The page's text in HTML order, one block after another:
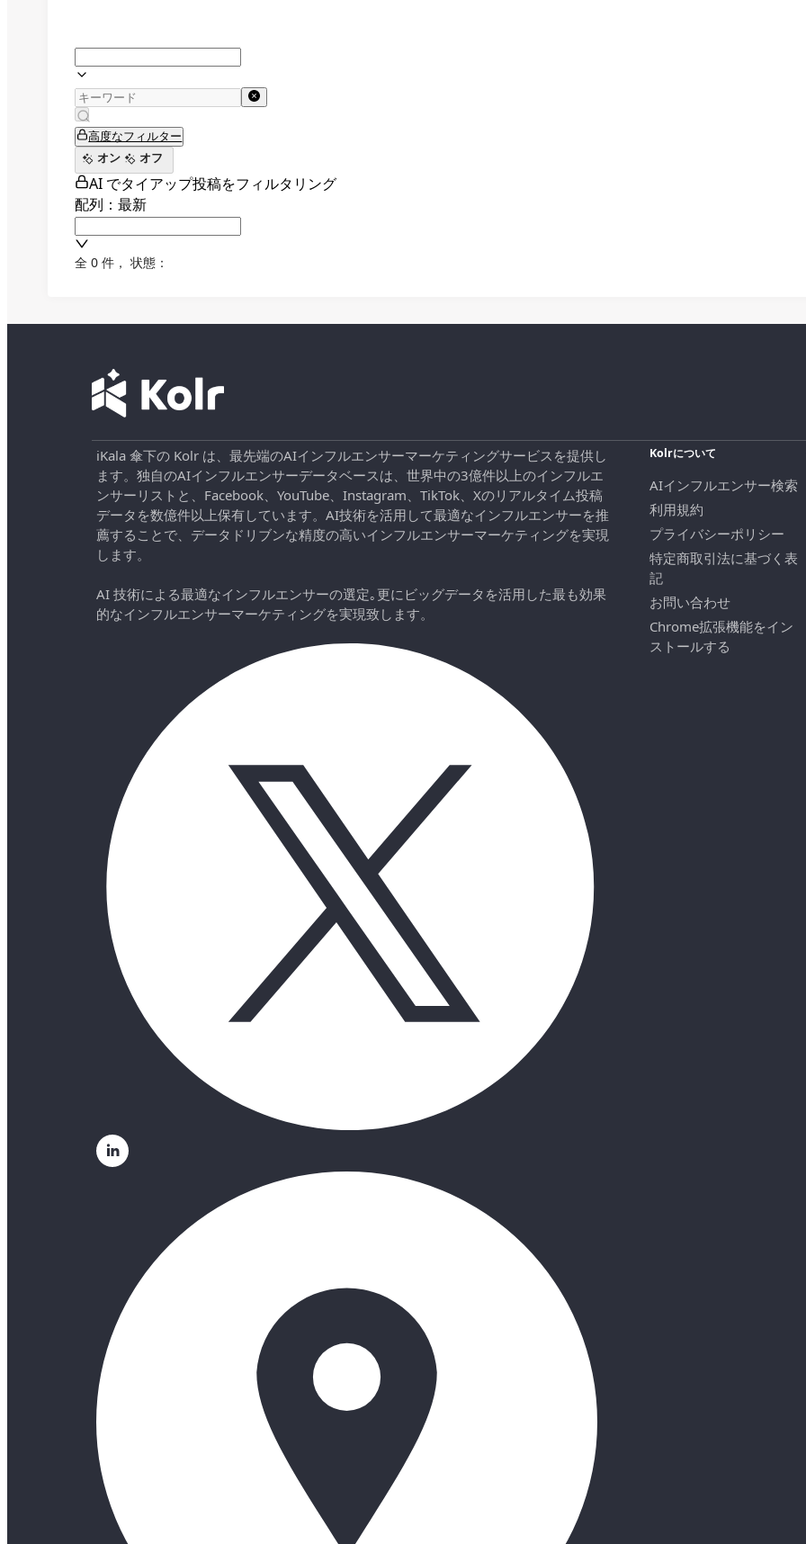
高度なフィルター
オン
オフ
AI でタイアップ投稿をフィルタリング
配列：最新
全 0 件 ， 状態：
iKala 傘下の Kolr は、最先端のAIインフルエンサーマーケティングサービスを提供し
ます。独自のAIインフルエンサーデータベースは、世界中の3億件以上のインフルエ
ンサーリストと、Facebook、YouTube、Instagram、TikTok、Xのリアルタイム投稿
データを数億件以上保有しています。AI技術を活用して最適なインフルエンサーを推
薦することで、データドリブンな精度の高いインフルエンサーマーケティングを実現
します。
AI 技術による最適なインフルエンサーの選定｡更にビッグデータを活用した最も効果
的なインフルエンサーマーケティングを実現致します。
Kolrについて
AIインフルエンサー検索
利用規約
プライバシーポリシー
特定商取引法に基づく表
記
お問い合わせ
Chrome拡張機能をイン
ストールする